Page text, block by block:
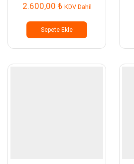
2.600,00 ₺ KDV Dahil
Sepete Ekle